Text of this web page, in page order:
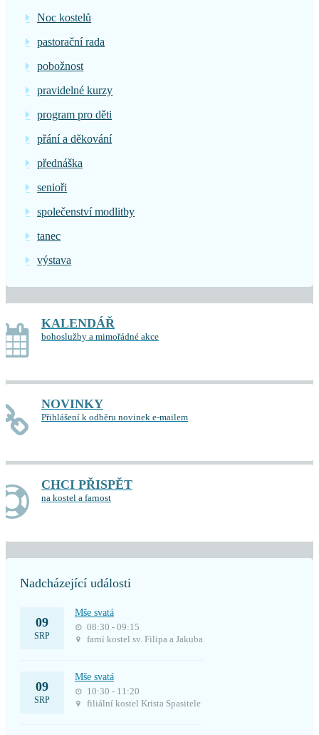
Noc kostelů
pastorační rada
pobožnost
pravidelné kurzy
program pro děti
přání a děkování
přednáška
senioři
společenství modlitby
tanec
výstava
KALENDÁŘ
bohoslužby a mimořádné akce
NOVINKY
Přihlášení k odběru novinek e-mailem
CHCI PŘISPĚT
na kostel a farnost
Nadcházející události
09
SRP
Mše svatá
08:30 - 09:15
farní kostel sv. Filipa a Jakuba
09
SRP
Mše svatá
10:30 - 11:20
filiální kostel Krista Spasitele